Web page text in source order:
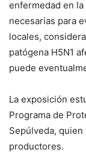
enfermedad en
necesarias para
locales,
patógena H5N1
puede
La exposición
Programa de
Sepúlveda,
productores.